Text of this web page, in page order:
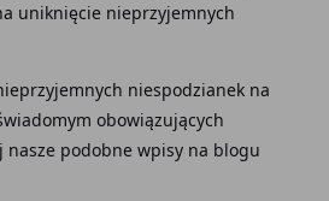
uniknięcie nieprzyjemnych
niespodzianek na
obowiązujących
nasze podobne wpisy na blogu